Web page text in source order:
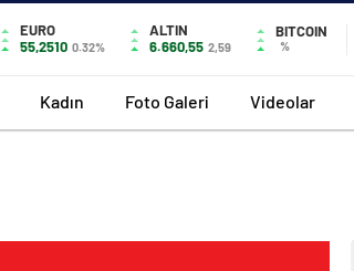
EURO
55,2510 0.32%
ALTIN
6.660,55 2,59
BITCOIN
%
Kadın Foto Galeri Videolar